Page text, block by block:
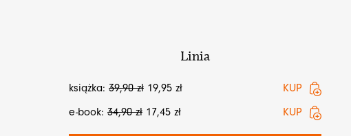
Linia
książka: 39,90zł 19,95 zł
KUP
e-book: 34,90zł 17,45 zł KUP